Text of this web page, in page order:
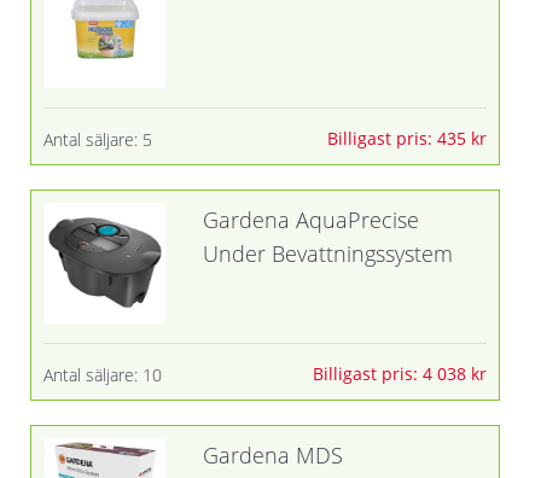
Antal säljare: 5 Billigast pris: 435 kr
Gardena AquaPrecise
Under Bevattningssystem
Antal säljare: 10 Billigast pris: 4 038 kr
Gardena MDS